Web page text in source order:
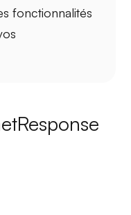
fonctionnalités